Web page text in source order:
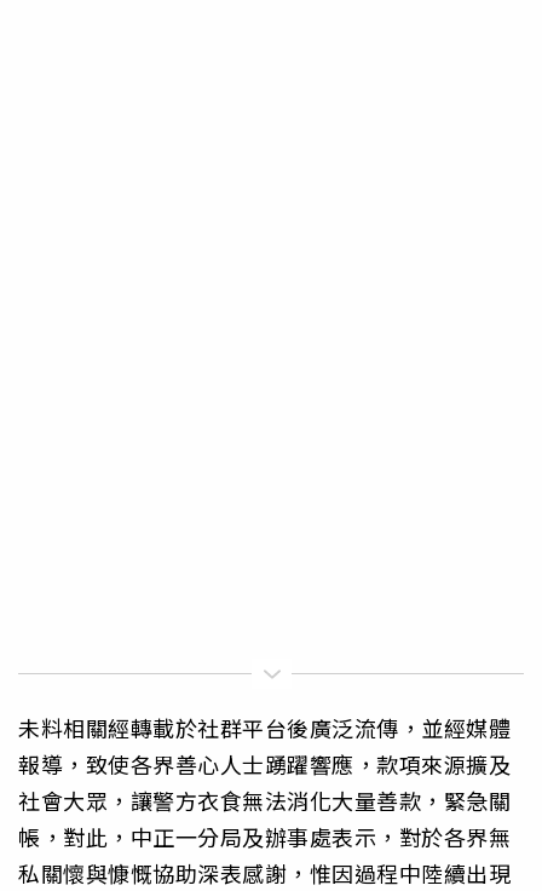
未料相關經轉載於社群平台後廣泛流傳，並經媒體
報導，致使各界善心人士踴躍響應，款項來源擴及
社會大眾，讓警方衣食無法消化大量善款，緊急關
帳，對此，中正一分局及辦事處表示，對於各界無
私關懷與慷慨協助深表感謝，惟因過程中陸續出現